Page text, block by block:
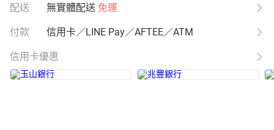
配送 無實體配送 免運
付款 信用卡／LINE Pay／AFTEE／ATM
信用卡優惠